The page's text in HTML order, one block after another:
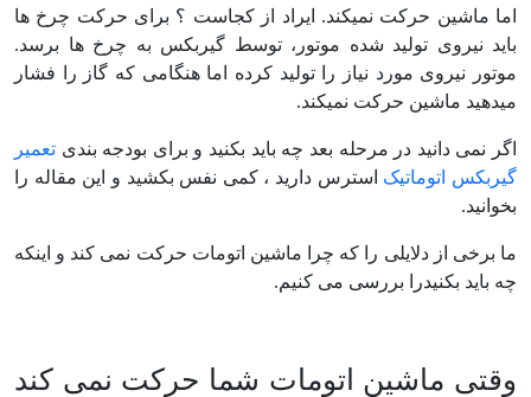
اما ماشین حرکت نمیکند. ایراد از کجاست ؟ برای حرکت چرخ ها
باید نیروی تولید شده موتور، توسط گیربکس به چرخ ها برسد.
موتور نیروی مورد نیاز را تولید کرده اما هنگامی که گاز را فشار
میدهید ماشین حرکت نمیکند.
اگر نمی دانید در مرحله بعد چه باید بکنید و برای بودجه بندی تعمیر
گیربکس اتوماتیک استرس دارید ، کمی نفس بکشید و این مقاله را
بخوانید.
ما برخی از دلایلی را که چرا ماشین اتومات حرکت نمی کند و اینکه
چه باید بکنیدرا بررسی می کنیم.
وقتی ماشین اتومات شما حرکت نمی کند